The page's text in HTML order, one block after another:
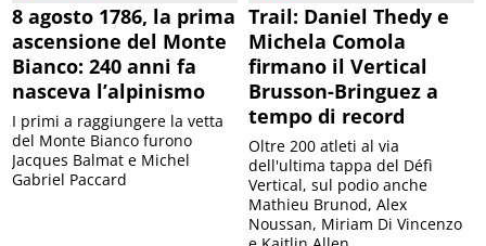
8 agosto 1786, la prima
ascensione del Monte
Bianco: 240 anni fa
nasceva l’alpinismo
I primi a raggiungere la vetta
del Monte Bianco furono
Jacques Balmat e Michel
Gabriel Paccard
Trail: Daniel Thedy e
Michela Comola
firmano il Vertical
Brusson-Bringuez a
tempo di record
Oltre 200 atleti al via
dell'ultima tappa del Défì
Vertical, sul podio anche
Mathieu Brunod, Alex
Noussan, Miriam Di Vincenzo